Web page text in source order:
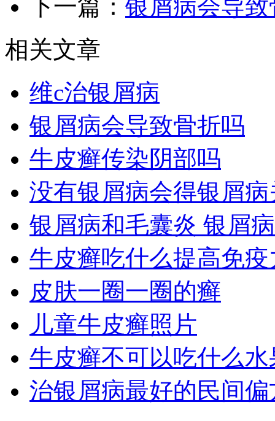
下一篇： 银屑病会导
相关文章
维c治银屑病
银屑病会导致骨折吗
牛皮癣传染阴部吗
没有银屑病会得银屑
银屑病和毛囊炎 银屑
牛皮癣吃什么提高免疫
皮肤一圈一圈的癣
儿童牛皮癣照片
牛皮癣不可以吃什么
治银屑病最好的民间偏